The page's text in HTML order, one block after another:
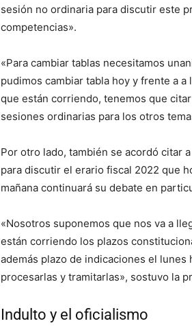
sesión no ordinaria para discutir este
competencias».
«Para cambiar tablas necesitamos
pudimos cambiar tabla hoy y frente a
que están corriendo, tenemos que
sesiones ordinarias para los otros
Por otro lado, también se acordó citar
para discutir el erario fiscal 2022 que
mañana continuará su debate en
«Nosotros suponemos que nos va a
están corriendo los plazos
además plazo de indicaciones el lunes
procesarlas y tramitarlas», sostuvo la
Indulto y el oficialismo